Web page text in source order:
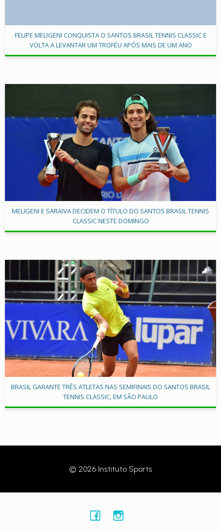
FELIPE MELIGENI CONQUISTA O SANTOS BRASIL TENNIS CLASSIC E
VOLTA A LEVANTAR UM TROFÉU APÓS MAIS DE UM ANO
MELIGENI E SARAIVA DECIDEM O TÍTULO DO SANTOS BRASIL TENNIS
CLASSIC NESTE DOMINGO
BRASIL GARANTE TRÊS ATLETAS NAS SEMIFINAIS DO SANTOS BRASIL
TENNIS CLASSIC, EM SÃO PAULO
© 2026 Instituto Sports